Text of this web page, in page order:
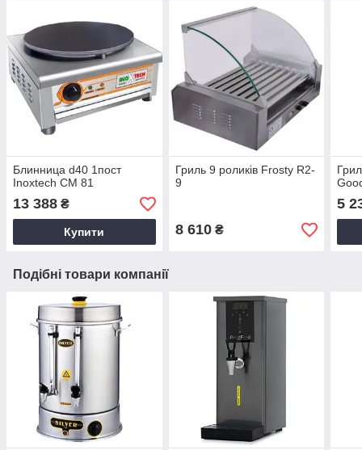
Блинница d40 1пост
Inoxtech CM 81
13 388 ₴
Купити
Гриль 9 роликів Frosty R2-
9
8 610₴
5
Подібні товари компанії